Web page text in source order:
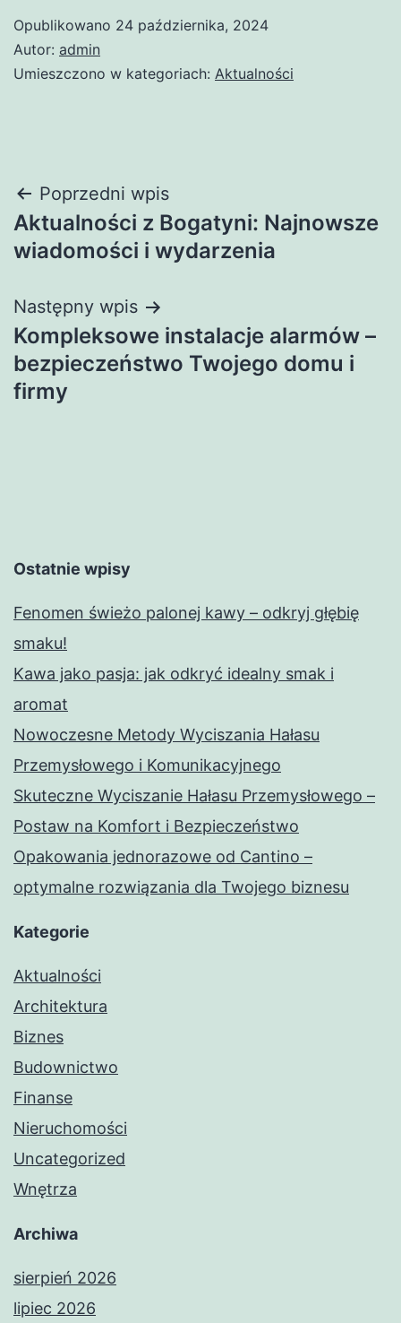
Opublikowano 24 października, 2024
Autor: admin
Umieszczono w kategoriach: Aktualności
Nawigacja
wpisu
Poprzedni wpis
Aktualności z Bogatyni: Najnowsze
wiadomości i wydarzenia
Następny wpis
Kompleksowe instalacje alarmów –
bezpieczeństwo Twojego domu i
firmy
Ostatnie wpisy
Fenomen świeżo palonej kawy – odkryj głębię
smaku!
Kawa jako pasja: jak odkryć idealny smak i
aromat
Nowoczesne Metody Wyciszania Hałasu
Przemysłowego i Komunikacyjnego
Skuteczne Wyciszanie Hałasu Przemysłowego –
Postaw na Komfort i Bezpieczeństwo
Opakowania jednorazowe od Cantino –
optymalne rozwiązania dla Twojego biznesu
Kategorie
Aktualności
Architektura
Biznes
Budownictwo
Finanse
Nieruchomości
Uncategorized
Wnętrza
Archiwa
sierpień 2026
lipiec 2026